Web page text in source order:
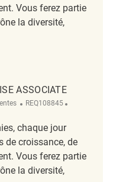
Vous ferez partie
la diversité,
REQ140535
ASSOCIATE
ReqId
REQ108845
chaque jour
de croissance, de
Vous ferez partie
la diversité,